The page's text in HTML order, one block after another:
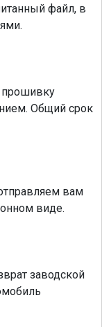
файл, в
Общий срок
вам
виде.
заводской